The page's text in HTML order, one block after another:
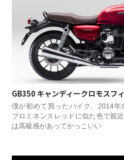
GB350 キャンディークロモスフ
僕が初めて買ったバイク、2014年
プロミネンスレッドに似た色で親
は高級感があってかっこいい